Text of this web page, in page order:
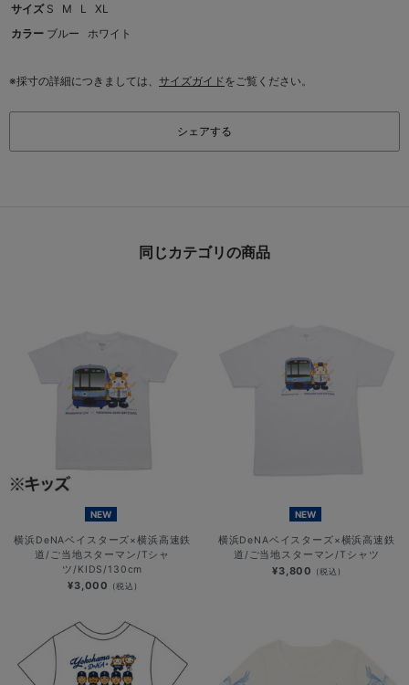
サイズ S M L
XL
カラー ブルー ホワイト
※採寸の詳細につきましては、 サイズガイドをご覧ください。
シェアする
同じカテゴリの商品
NEW
横浜DeNAベイスターズ×横浜高速鉄
道/ご当地スターマン/Tシャ
ツ/KIDS/130cm
¥3,000 (税込)
NEW
横浜DeNAベイスターズ×横浜高速鉄
道/ご当地スターマン/Tシャツ
¥3,800 (税込)